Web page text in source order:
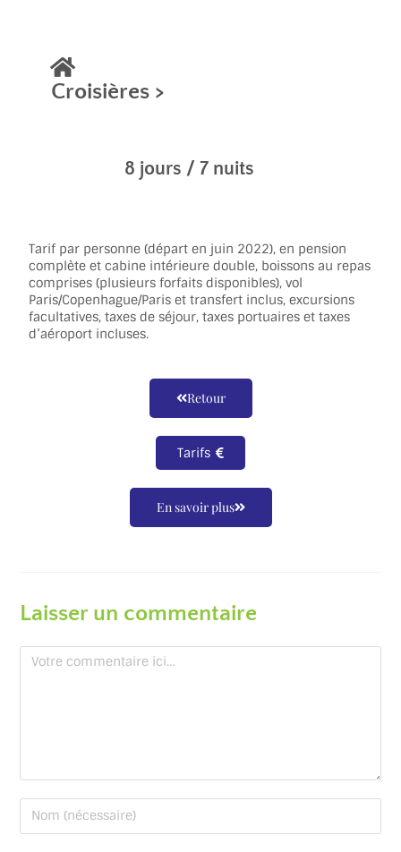
Croisières >
8 jours / 7 nuits
Tarif par personne (départ en juin 2022), en pension
complète et cabine intérieure double, boissons au repas
comprises (plusieurs forfaits disponibles), vol
Paris/Copenhague/Paris et transfert inclus, excursions
facultatives, taxes de séjour, taxes portuaires et taxes
d’aéroport incluses.
Retour
Tarifs
En savoir plus
Laisser un commentaire